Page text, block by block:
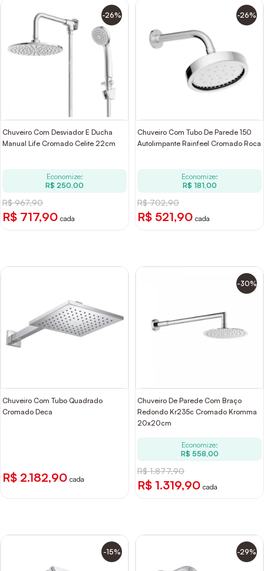
-26%
Chuveiro Com Desviador E Ducha
Manual Life Cromado Celite 22cm
Economize:
R$ 250,00
R$ 967,90
R$ 717,90 cada
-26%
Chuveiro Com Tubo De Parede 150
Autolimpante Rainfeel Cromado Roca
Economize:
R$ 181,00
R$ 702,90
R$ 521,90 cada
Chuveiro Com Tubo Quadrado
Cromado Deca
R$ 2.182,90 cada
-30%
Chuveiro De Parede Com Braço
Redondo Kr235c Cromado Kromma
20x20cm
Economize:
R$ 558,00
R$ 1.877,90
R$ 1.319,90 cada
-15% -29%